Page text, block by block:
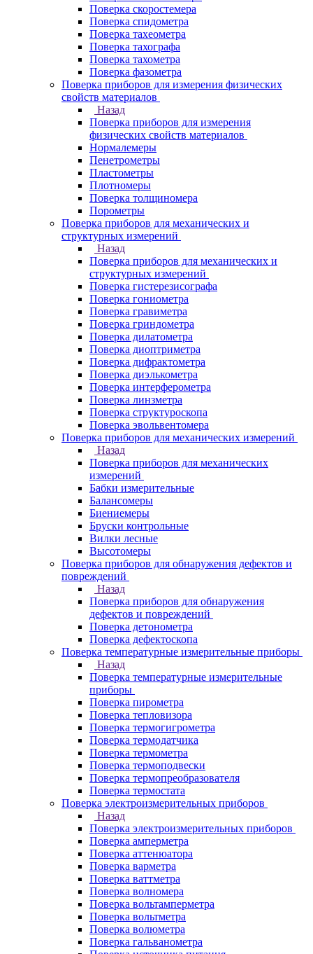
Поверка скоростемера
Поверка спидометра
Поверка тахеометра
Поверка тахографа
Поверка тахометра
Поверка фазометра
Поверка приборов для измерения физических
свойств материалов
Назад
Поверка приборов для измерения
физических свойств материалов
Нормалемеры
Пенетрометры
Пластометры
Плотномеры
Поверка толщиномера
Порометры
Поверка приборов для механических и
структурных измерений
Назад
Поверка приборов для механических и
структурных измерений
Поверка гистерезисографа
Поверка гониометра
Поверка гравиметра
Поверка гриндометра
Поверка дилатометра
Поверка диоптриметра
Поверка дифрактометра
Поверка диэлькометра
Поверка интерферометра
Поверка линзметра
Поверка структуроскопа
Поверка эвольвентомера
Поверка приборов для механических измерений
Назад
Поверка приборов для механических
измерений
Бабки измерительные
Балансомеры
Биениемеры
Бруски контрольные
Вилки лесные
Высотомеры
Поверка приборов для обнаружения дефектов и
повреждений
Назад
Поверка приборов для обнаружения
дефектов и повреждений
Поверка детонометра
Поверка дефектоскопа
Поверка температурные измерительные приборы
Назад
Поверка температурные измерительные
приборы
Поверка пирометра
Поверка тепловизора
Поверка термогигрометра
Поверка термодатчика
Поверка термометра
Поверка термоподвески
Поверка термопреобразователя
Поверка термостата
Поверка электроизмерительных приборов
Назад
Поверка электроизмерительных приборов
Поверка амперметра
Поверка аттенюатора
Поверка варметра
Поверка ваттметра
Поверка волномера
Поверка вольтамперметра
Поверка вольтметра
Поверка волюметра
Поверка гальванометра